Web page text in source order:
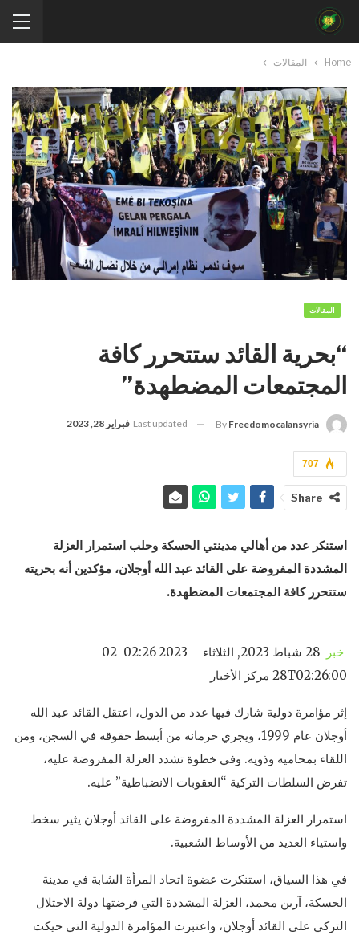
Home المقالات
المقالات
“بحرية القائد ستتحرر كافة
المجتمعات المضطهدة”
By Freedomocalansyria
Last updated فبراير 28, 2023
707
Share
استنكر عدد من أهالي مدينتي الحسكة وحلب استمرار العزلة
المشددة المفروضة على القائد عبد الله أوجلان، مؤكدين أنه بحريته
ستتحرر كافة المجتمعات المضطهدة.
خبر
28 شباط 2023, الثلاثاء – 02:26 2023-02-
28T02:26:00 مركز الأخبار
إثر مؤامرة دولية شارك فيها عدد من الدول، اعتقل القائد عبد الله
أوجلان عام 1999، ويجري حرمانه من أبسط حقوقه في السجن، ومن
اللقاء بمحاميه وذويه. وفي خطوة تشدد العزلة المفروضة عليه،
تفرض السلطات التركية “العقوبات الانضباطية” عليه.
استمرار العزلة المشددة المفروضة على القائد أوجلان يثير سخط
واستياء العديد من الأوساط الشعبية.
في هذا السياق، استنكرت عضوة اتحاد المرأة الشابة في مدينة
الحسكة، آرين محمد، العزلة المشددة التي فرضتها دولة الاحتلال
التركي على القائد أوجلان، واعتبرت المؤامرة الدولية التي حيكت